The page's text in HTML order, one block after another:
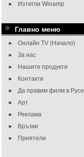
Изтегли Winamp
Главно меню
Онлайн TV (Начало)
За нас
Нашите продукти
Контакти
Да правим филм в Русе
Арт
Реклама
Връзки
Приятели